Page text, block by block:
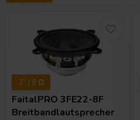
3" | 8 Ω
FaitalPRO 3FE22-8F
Breitbandlautsprecher